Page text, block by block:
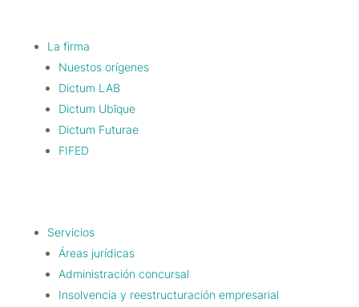
La firma
Nuestos orígenes
Dictum LAB
Dictum Ubīque
Dictum Futurae
FIFED
Servicios
Áreas jurídicas
Administración concursal
Insolvencia y reestructuración empresarial